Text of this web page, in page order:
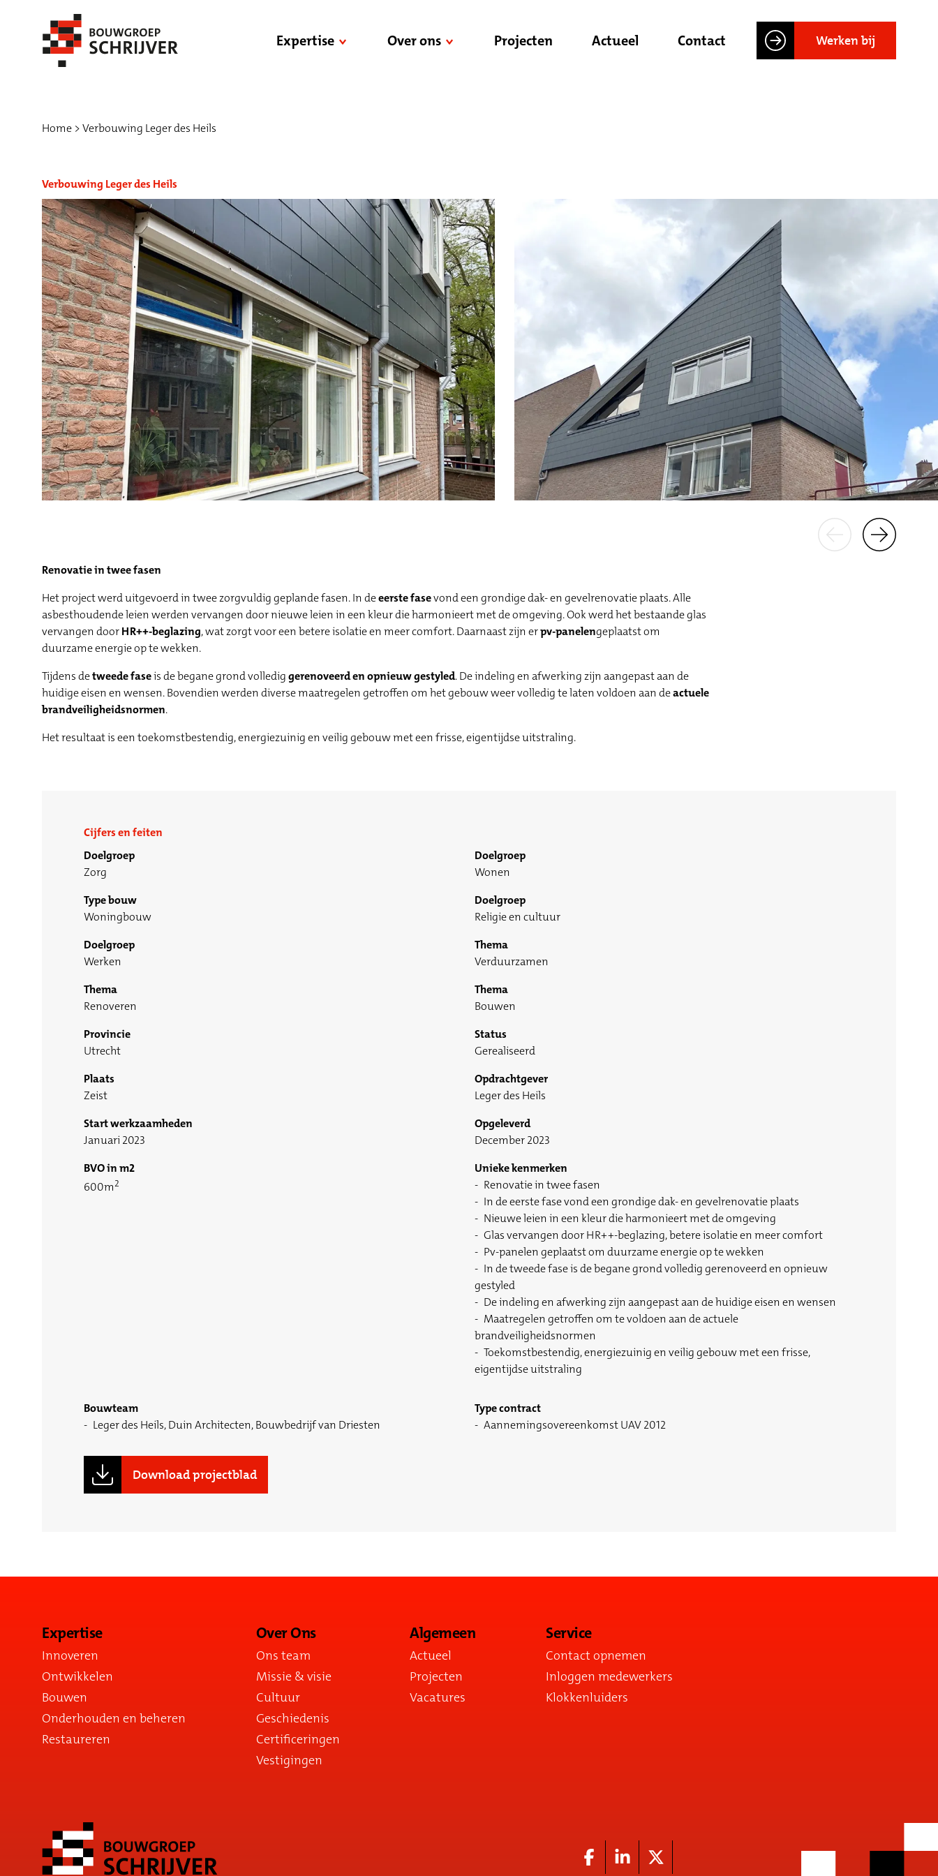
Expertise Over ons Projecten Actueel Contact Werken bij
Home Verbouwing Leger des Heils
Verbouwing Leger des Heils
Renovatie in twee fasen
Het project werd uitgevoerd in twee zorgvuldig geplande fasen. In deeerste fasevond een grondige dak- en gevelrenovatie plaats. Alle
asbesthoudende leien werden vervangen door nieuwe leien in een kleur die harmonieert met de omgeving. Ook werd het bestaande glas
vervangen doorHR++-beglazing, wat zorgt voor een betere isolatie en meer comfort. Daarnaast zijn erpv-panelengeplaatst om
duurzame energie op te wekken.
Tijdens detweede faseis de begane grond vollediggerenoveerd en opnieuw gestyled. De indeling en afwerking zijn aangepast aan de
huidige eisen en wensen. Bovendien werden diverse maatregelen getroffen om het gebouw weer volledig te laten voldoen aan deactuele
brandveiligheidsnormen.
Het resultaat is een toekomstbestendig, energiezuinig en veilig gebouw met een frisse, eigentijdse uitstraling.
Cijfers en feiten
Doelgroep
Zorg
Doelgroep
Wonen
Type bouw
Woningbouw
Doelgroep
Religie en cultuur
Doelgroep
Werken
Thema
Verduurzamen
Thema
Renoveren
Thema
Bouwen
Provincie
Utrecht
Status
Gerealiseerd
Plaats
Zeist
Opdrachtgever
Leger des Heils
Start werkzaamheden
Januari 2023
Opgeleverd
December 2023
BVO in m2
600m2
Unieke kenmerken
Renovatie in twee fasen
In de eerste fase vond een grondige dak- en gevelrenovatie plaats
Nieuwe leien in een kleur die harmonieert met de omgeving
Glas vervangen door HR++-beglazing, betere isolatie en meer comfort
Pv-panelen geplaatst om duurzame energie op te wekken
In de tweede fase is de begane grond volledig gerenoveerd en opnieuw
gestyled
De indeling en afwerking zijn aangepast aan de huidige eisen en wensen
Maatregelen getroffen om te voldoen aan de actuele
brandveiligheidsnormen
Toekomstbestendig, energiezuinig en veilig gebouw met een frisse,
eigentijdse uitstraling
Bouwteam
Leger des Heils, Duin Architecten, Bouwbedrijf van Driesten
Type contract
Aannemingsovereenkomst UAV 2012
Download projectblad
Expertise
Innoveren
Ontwikkelen
Bouwen
Onderhouden en beheren
Restaureren
Over Ons
Ons team
Missie & visie
Cultuur
Geschiedenis
Certificeringen
Vestigingen
Algemeen
Actueel
Projecten
Vacatures
Service
Contact opnemen
Inloggen medewerkers
Klokkenluiders